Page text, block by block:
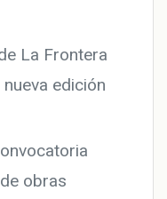
La Frontera
edición
obras